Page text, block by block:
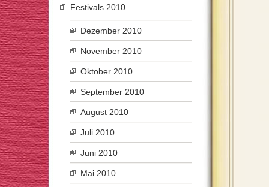
Festivals 2010
Dezember 2010
November 2010
Oktober 2010
September 2010
August 2010
Juli 2010
Juni 2010
Mai 2010